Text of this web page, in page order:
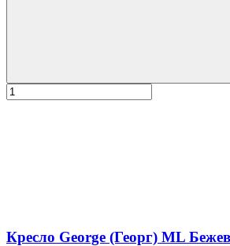
Кресло George (Георг) ML